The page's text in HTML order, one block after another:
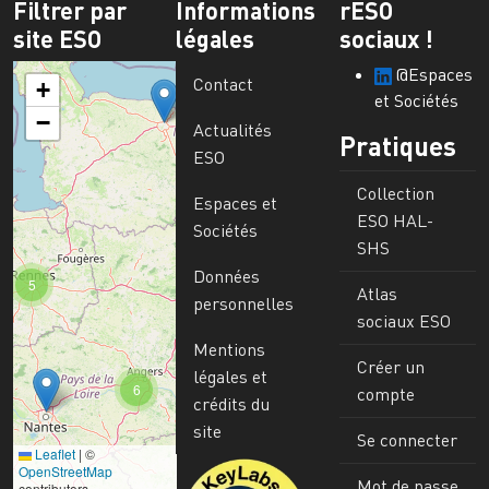
Filtrer par
site ESO
6
5
+
−
Leaflet | ©
OpenStreetMap
Informations
légales
Contact
Actualités
ESO
Espaces et
Sociétés
Données
personnelles
Mentions
légales et
crédits du
site
Image
rESO
sociaux !
@Espaces
et Sociétés
Pratiques
Collection
ESO HAL-
SHS
Atlas
sociaux ESO
Créer un
compte
Se connecter